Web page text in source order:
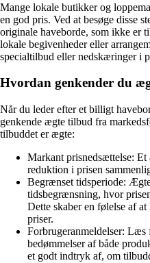
Mange lokale butikker og
en god pris. Ved at besøge disse
originale haveborde, som ikke er
lokale begivenheder eller
specialtilbud eller nedskæringer i
Hvordan genkender du
Når du leder efter et billigt
genkende ægte tilbud fra
tilbuddet er ægte:
Markant prisnedsættelse:
reduktion i prisen
Begrænset tidsperiode:
tidsbegrænsning, hvor
Dette skaber en følelse af
priser.
Forbrugeranmeldelser: Læs
bedømmelser af både
et godt indtryk af, om